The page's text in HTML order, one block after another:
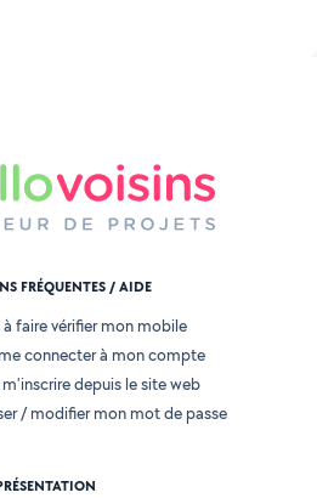
FRÉQUENTES / AIDE
à faire vérifier mon mobile
connecter à mon compte
m'inscrire depuis le site web
/ modifier mon mot de passe